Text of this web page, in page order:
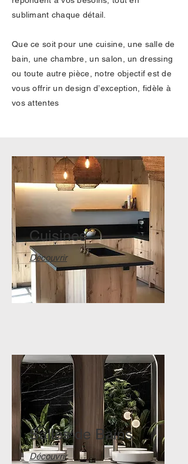
sublimant chaque détail.
Que ce soit pour une cuisine, une salle de
bain, une chambre, un salon, un dressing
ou toute autre pièce, notre objectif est de
vous offrir un design d’exception, fidèle à
vos attentes
Cuisines
Découvrir
Salles de Bains
Découvrir